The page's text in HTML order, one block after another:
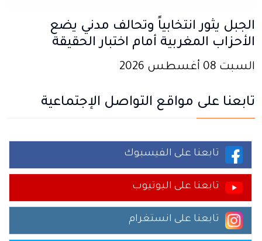
الجبل يثور انتخابياً وتحالف مدني يضع
الأحزاب المغربية أمام اختبار الحقيقة
السبت 08 أغسطس 2026
تابعنا على مواقع التواصل الإجتماعية
تابعنا على الفيسبوك
تابعنا على اليوتيوب
تابعنا على انستغرام